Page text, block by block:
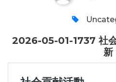
2026-05-01-1737 社
新